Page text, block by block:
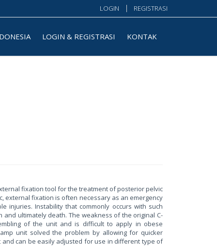
LOGIN REGISTRASI
LOGIN & REGISTRASI KONTAK
fixation tool for the treatment of posterior pelvic
external fixation is often necessary as an emergency
injuries. Instability that commonly occurs with such
ultimately death. The weakness of the original C-
of the unit and is difficult to apply in obese
unit solved the problem by allowing for quicker
and can be easily adjusted for use in different type of